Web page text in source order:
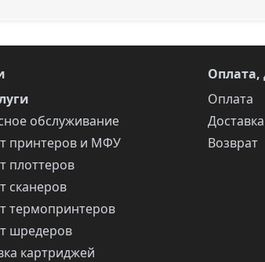
обслуживание
принтеров и МФУ
плоттеров
сканеров
термопринтеров
шредеров
картриджей
Оплата,
Оплата
Доставка
Возврат